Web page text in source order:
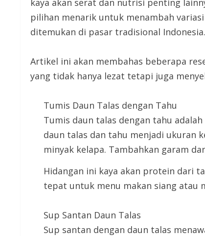
kaya akan serat dan nutrisi penting
pilihan menarik untuk menambah
ditemukan di pasar tradisional Indonesia.
Artikel ini akan membahas beberapa
yang tidak hanya lezat tetapi juga
Tumis Daun Talas dengan Tahu
Tumis daun talas dengan tahu
daun talas dan tahu menjadi ukuran
minyak kelapa. Tambahkan garam
Hidangan ini kaya akan protein dari
tepat untuk menu makan siang atau
Sup Santan Daun Talas
Sup santan dengan daun talas